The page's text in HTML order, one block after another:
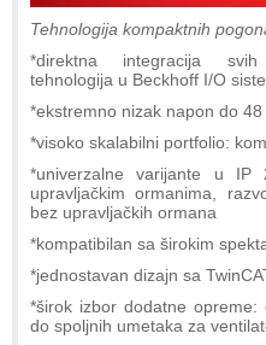
Tehnologija kompaktnih
*direktna integracija svih
tehnologija u Beckhoff I/O
*ekstremno nizak napon do 48
*visoko skalabilni portfolio:
*univerzalne varijante u
upravljačkim ormanima,
bez upravljačkih ormana
*kompatibilan sa širokim
*jednostavan dizajn sa
*širok izbor dodatne
do spoljnih umetaka za